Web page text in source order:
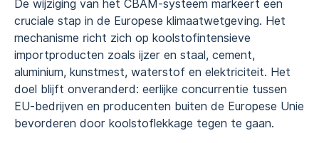
De wijziging van het CBAM-systeem markeert een
cruciale stap in de Europese klimaatwetgeving. Het
mechanisme richt zich op koolstofintensieve
importproducten zoals ijzer en staal, cement,
aluminium, kunstmest, waterstof en elektriciteit. Het
doel blijft onveranderd: eerlijke concurrentie tussen
EU-bedrijven en producenten buiten de Europese Unie
bevorderen door koolstoflekkage tegen te gaan.